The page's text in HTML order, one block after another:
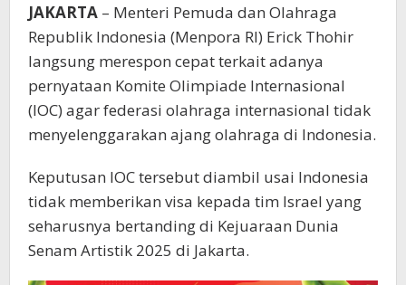
JAKARTA – Menteri Pemuda dan Olahraga
Republik Indonesia (Menpora RI) Erick Thohir
langsung merespon cepat terkait adanya
pernyataan Komite Olimpiade Internasional
(IOC) agar federasi olahraga internasional tidak
menyelenggarakan ajang olahraga di Indonesia.
Keputusan IOC tersebut diambil usai Indonesia
tidak memberikan visa kepada tim Israel yang
seharusnya bertanding di Kejuaraan Dunia
Senam Artistik 2025 di Jakarta.